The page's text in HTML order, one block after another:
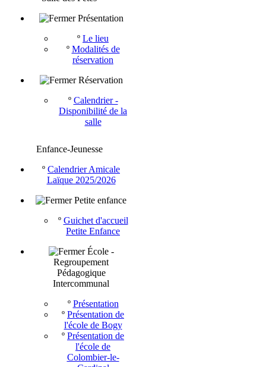
Présentation
º Le lieu
º Modalités de
réservation
Réservation
º Calendrier -
Disponibilité de la
salle
Enfance-Jeunesse
º Calendrier Amicale
Laïque 2025/2026
Petite enfance
º Guichet d'accueil
Petite Enfance
École -
Regroupement
Pédagogique
Intercommunal
º Présentation
º Présentation de
l'école de Bogy
º Présentation de
l'école de
Colombier-le-